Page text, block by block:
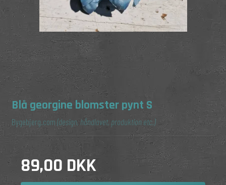
Blå georgine blomster pynt S
Bygebjerg.com(design, håndlavet, produktion etc.)
89,00 DKK